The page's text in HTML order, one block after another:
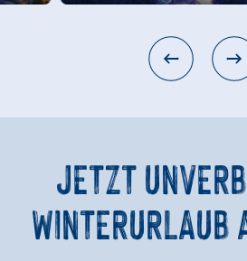
JETZT
WINTERURLAUB